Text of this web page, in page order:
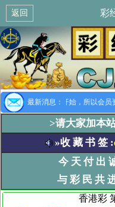
返回 彩
最新消息：
示：8月1日开始，所以会员资
>请大家加本
»收 藏 书 签 :
今 天 付 出
与 彩 民 共